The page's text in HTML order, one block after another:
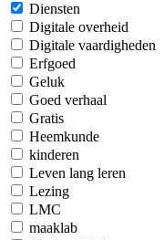
Diensten
Digitale overheid
Digitale vaardigheden
Erfgoed
Geluk
Goed verhaal
Gratis
Heemkunde
kinderen
Leven lang leren
Lezing
LMC
maaklab